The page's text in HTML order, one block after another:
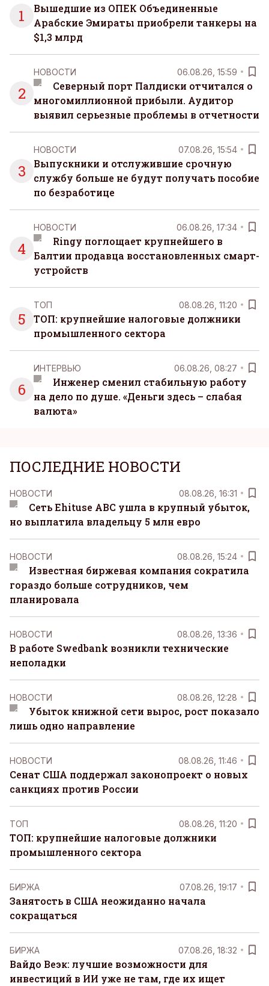
1
Вышедшие из ОПЕК Объединенные
Арабские Эмираты приобрели танкеры на
$1,3 млрд
2
НОВОСТИ 06.08.26, 15:59
Северный порт Палдиски отчитался о
многомиллионной прибыли. Аудитор
выявил серьезные проблемы в отчетности
3
НОВОСТИ 07.08.26, 15:54
Выпускники и отслужившие срочную
службу больше не будут получать пособие
по безработице
4
НОВОСТИ 06.08.26, 17:34
Ringy поглощает крупнейшего в
Балтии продавца восстановленных смарт-
устройств
5
ТОП 08.08.26, 11:20
ТОП: крупнейшие налоговые должники
промышленного сектора
6
ИНТЕРВЬЮ 06.08.26, 08:27
Инженер сменил стабильную работу
на дело по душе. «Деньги здесь – слабая
валюта»
ПОСЛЕДНИЕ НОВОСТИ
НОВОСТИ 08.08.26, 16:31
Сеть Ehituse ABC ушла в крупный убыток,
но выплатила владельцу 5 млн евро
НОВОСТИ 08.08.26, 15:24
Известная биржевая компания сократила
гораздо больше сотрудников, чем
планировала
НОВОСТИ 08.08.26, 13:36
В работе Swedbank возникли технические
неполадки
НОВОСТИ 08.08.26, 12:28
Убыток книжной сети вырос, рост показало
лишь одно направление
НОВОСТИ 08.08.26, 11:46
Сенат США поддержал законопроект о новых
санкциях против России
ТОП 08.08.26, 11:20
ТОП: крупнейшие налоговые должники
промышленного сектора
БИРЖА 07.08.26, 19:17
Занятость в США неожиданно начала
сокращаться
БИРЖА 07.08.26, 18:32
Вайдо Веэк: лучшие возможности для
инвестиций в ИИ уже не там, где их ищет